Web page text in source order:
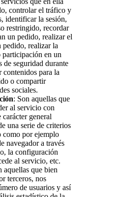
controlar el tráfico y
identificar la sesión,
restringido, recordar
un pedido, realizar el
pedido, realizar la
en un
de seguridad durante
contenidos para la
o compartir
sociales.
: Son aquellas que
al servicio con
carácter general
una serie de criterios
como por ejemplo
navegador a través
la configuración
al servicio, etc.
aquellas que bien
terceros, nos
de usuarios y así